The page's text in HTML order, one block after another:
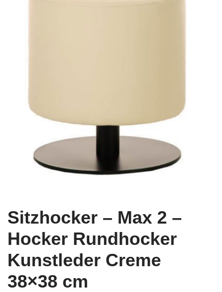
Sitzhocker – Max 2 –
Hocker Rundhocker
Kunstleder Creme
38×38 cm